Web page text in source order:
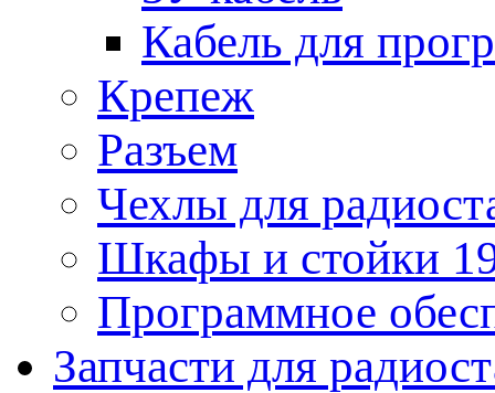
Кабель для
Крепеж
Разъем
Чехлы для
Шкафы и стойки
Программное
Запчасти для